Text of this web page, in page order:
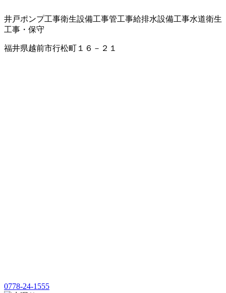
井戸ポンプ工事衛生設備工事管工事給排水設備工事水道衛生
工事・保守
福井県越前市行松町１６－２１
0778-24-1555